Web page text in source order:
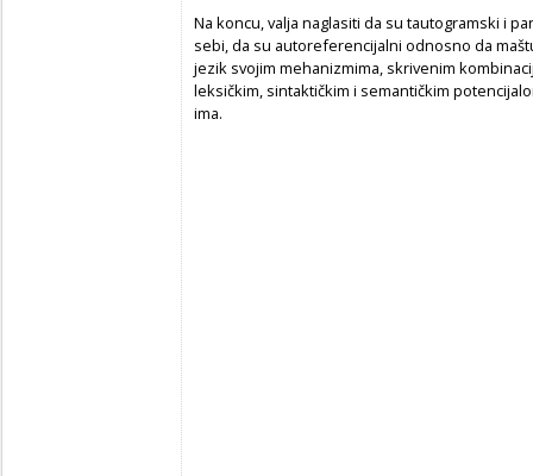
Na koncu, valja naglasiti da su tautogramski i
sebi, da su autoreferencijalni odnosno da
jezik svojim mehanizmima, skrivenim
leksičkim, sintaktičkim i semantičkim
ima.